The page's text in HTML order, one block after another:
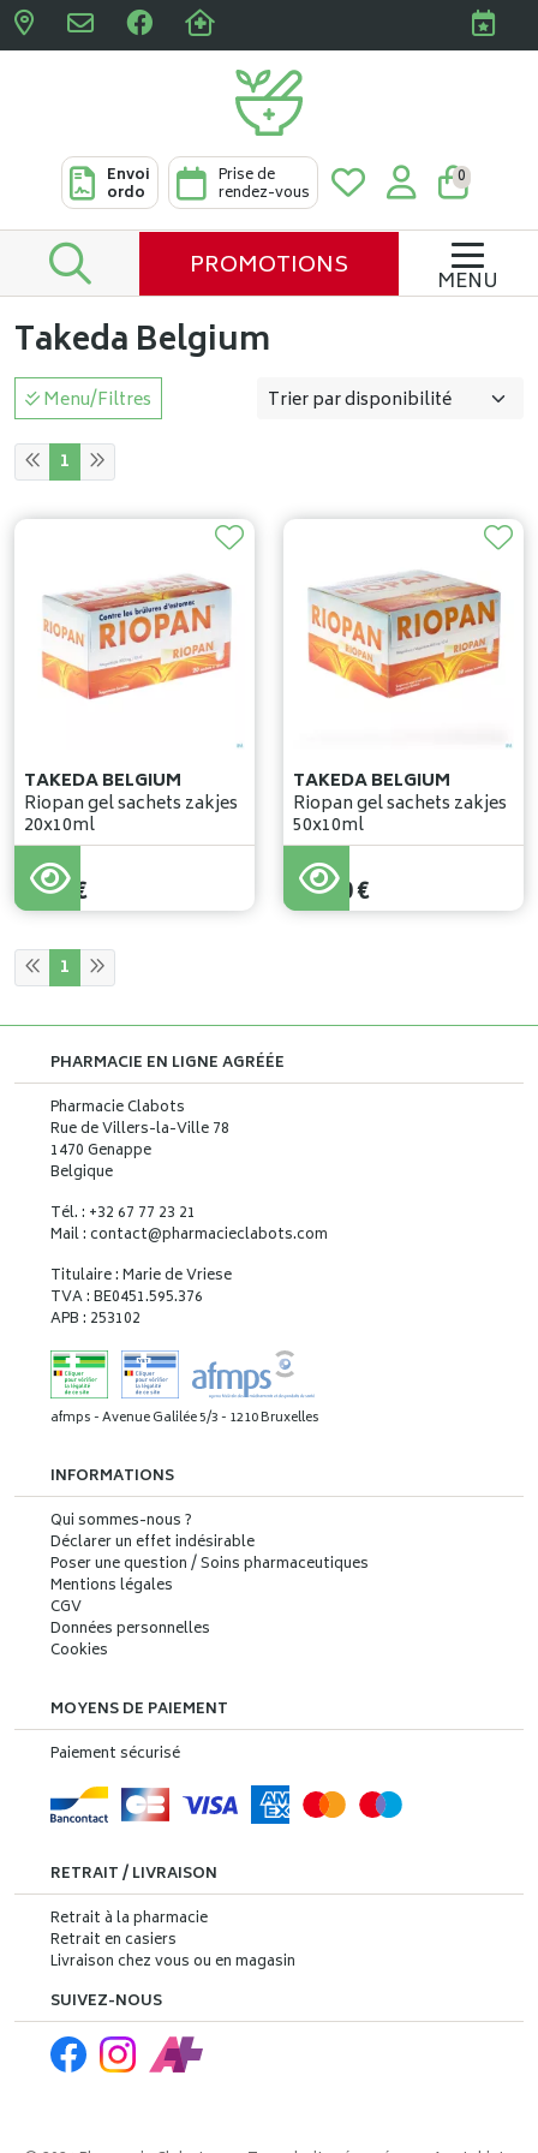
Pharmacies Clabots &
Envoi
ordo
Prise de
rendez-vous
0
PROMOTIONS MENU
Takeda Belgium
Menu/Filtres
1
TAKEDA BELGIUM
Riopan gel sachets zakjes
20x10ml
8,95 €
TAKEDA BELGIUM
Riopan gel sachets zakjes
50x10ml
17,90€
1
PHARMACIE EN LIGNE AGRÉÉE
Pharmacie Clabots
Rue de Villers-la-Ville 78
1470 Genappe
Belgique
Tél. : +32 67 77 23 21
Mail : contact@pharmacieclabots.com
Titulaire : Marie de Vriese
TVA : BE0451.595.376
APB : 253102
afmps - Avenue Galilée 5/3 - 1210 Bruxelles
INFORMATIONS
Qui sommes-nous ?
Déclarer un effet indésirable
Poser une question / Soins pharmaceutiques
Mentions légales
CGV
Données personnelles
Cookies
MOYENS DE PAIEMENT
Paiement sécurisé
RETRAIT / LIVRAISON
Retrait à la pharmacie
Retrait en casiers
Livraison chez vous ou en magasin
SUIVEZ-NOUS